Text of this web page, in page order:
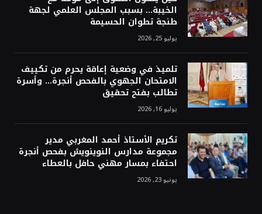
الخيبة… بسبب المجلس العلمي لجهة
طنجة تطوان الحسيمة
يوليو 25, 2026
تلميذ في وضعية إعاقة يحرم من تكييف
الامتحان الجهوي بالفحص أنجرة… وأسرة
تطالب بفتح تحقيق
يوليو 16, 2026
تكريم الأستاذ أحمد المغربي مدير
مجموعة مدارس النوينويش بفحص أنجرة
احتفاء بمسار مهني حافل بالعطاء
يونيو 23, 2026